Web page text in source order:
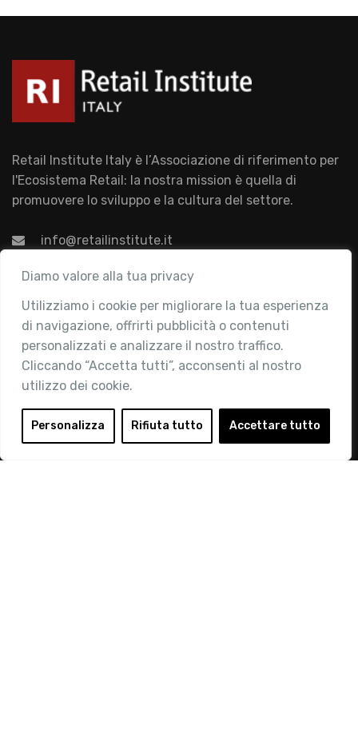
Diamo valore alla tua privacy
Utilizziamo i cookie per migliorare la tua esperienza
di navigazione, offrirti pubblicità o contenuti
personalizzati e analizzare il nostro traffico.
Cliccando “Accetta tutti”, acconsenti al nostro
utilizzo dei cookie.
Personalizza Rifiuta tutto Accettare tutto
Retail Institute Italy è l’Associazione di riferimento per
l'Ecosistema Retail: la nostra mission è quella di
promuovere lo sviluppo e la cultura del settore.
info@retailinstitute.it
Associazione
Chi siamo
Attività
Contatti
Area Riservata
Login
Diventa Socio